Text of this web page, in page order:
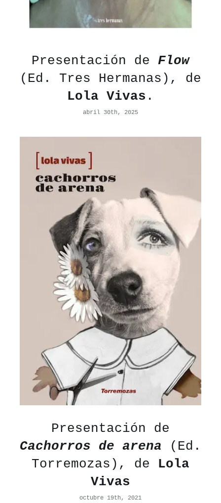
Presentación de Flow
(Ed. Tres Hermanas), de
Lola Vivas .
abril 30th, 2025
Presentación de
Cachorros de arena (Ed.
Torremozas), de Lola
Vivas
octubre 19th, 2021